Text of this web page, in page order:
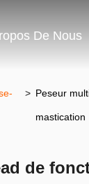
De Nous
> Peseur
mastication
de